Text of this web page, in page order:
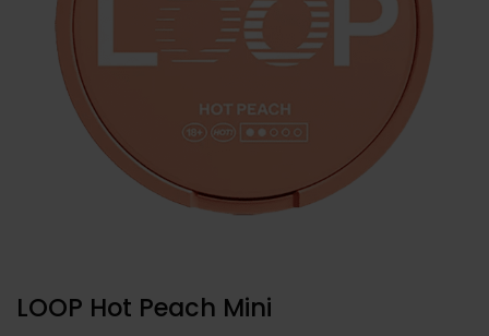
LOOP Hot Peach Mini